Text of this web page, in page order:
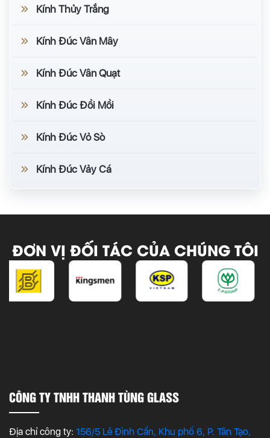
Kính Thủy Trắng
Kính Đúc Vân Mây
Kính Đúc Vân Quạt
Kính Đúc Đồi Mồi
Kính Đúc Vỏ Sò
Kính Đúc Vảy Cá
ĐƠN VỊ ĐỐI TÁC CỦA CHÚNG TÔI
CÔNG TY TNHH THANH TÙNG GLASS
Địa chỉ công ty: 156/5 Lê Đình Cẩn, Khu phố 6, P. Tân Tạo,